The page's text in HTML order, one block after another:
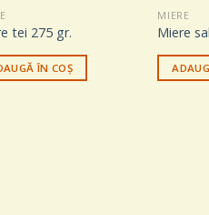
tei 275 gr.
ÎN COȘ
MIERE
Miere